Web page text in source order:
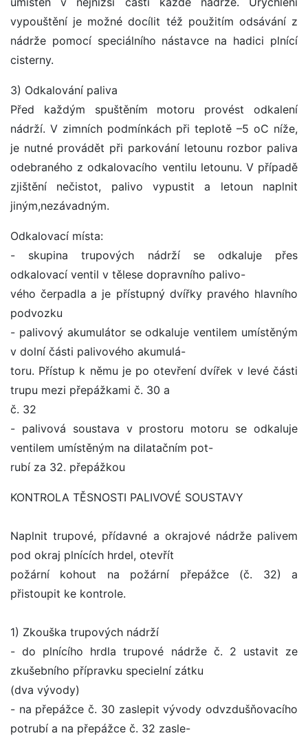
vypouštění je možné docílit též použitím odsávání z
nádrže pomocí speciálního nástavce na hadici plnící
cisterny.
3) Odkalování paliva
Před každým spuštěním motoru provést odkalení
nádrží. V zimních podmínkách při teplotě –5 oC níže,
je nutné provádět při parkování letounu rozbor paliva
odebraného z odkalovacího ventilu letounu. V případě
zjištění nečistot, palivo vypustit a letoun naplnit
jiným,nezávadným.
Odkalovací místa:
- skupina trupových nádrží se odkaluje přes
odkalovací ventil v tělese dopravního palivo-
vého čerpadla a je přístupný dvířky pravého hlavního
podvozku
- palivový akumulátor se odkaluje ventilem umístěným
v dolní části palivového akumulá-
toru. Přístup k němu je po otevření dvířek v levé části
trupu mezi přepážkami č. 30 a
č. 32
- palivová soustava v prostoru motoru se odkaluje
ventilem umístěným na dilatačním pot-
rubí za 32. přepážkou
KONTROLA TĚSNOSTI PALIVOVÉ SOUSTAVY
Naplnit trupové, přídavné a okrajové nádrže palivem
pod okraj plnících hrdel, otevřít
požární kohout na požární přepážce (č. 32) a
přistoupit ke kontrole.
1) Zkouška trupových nádrží
- do plnícího hrdla trupové nádrže č. 2 ustavit ze
zkušebního přípravku specielní zátku
(dva vývody)
- na přepážce č. 30 zaslepit vývody odvzdušňovacího
potrubí a na přepážce č. 32 zasle-